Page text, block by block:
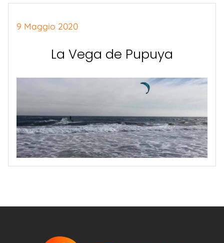
9 Maggio 2020
La Vega de Pupuya